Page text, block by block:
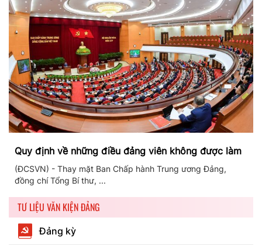
Quy định về những điều đảng viên không được làm
(ĐCSVN) - Thay mặt Ban Chấp hành Trung ương Đảng,
đồng chí Tổng Bí thư, ...
TƯ LIỆU VĂN KIỆN ĐẢNG
Đảng kỳ